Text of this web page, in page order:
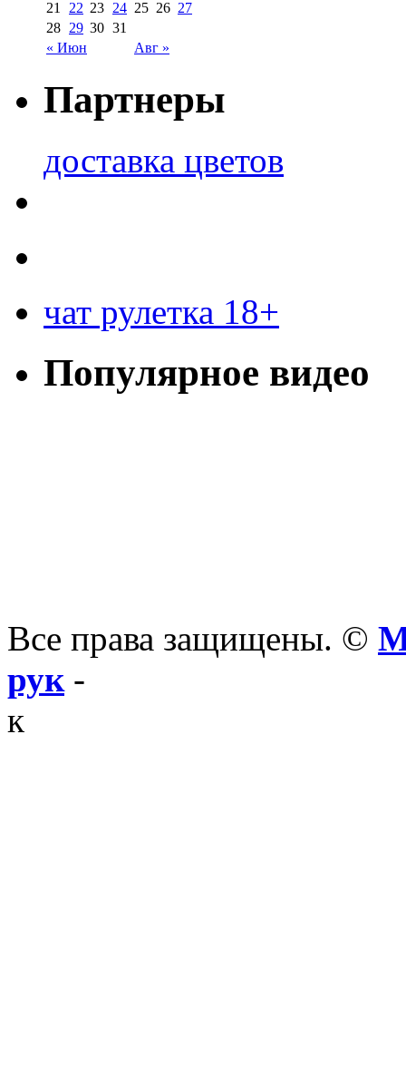
« Июн Авг »
21 22 23 24 25 26 27
28 29 30 31
Партнеры
доставка цветов
чат рулетка 18+
Популярное видео
Все права защищены. ©
рук-
к